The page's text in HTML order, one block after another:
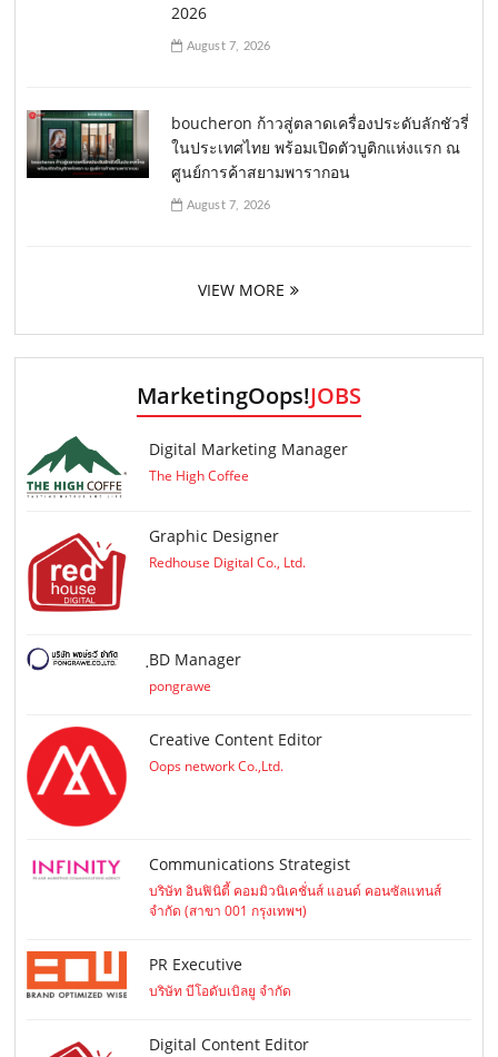
2026
August 7, 2026
boucheron ก้าวสู่ตลาดเครื่องประดับลักชัวรี่
ในประเทศไทย พร้อมเปิดตัวบูติกแห่งแรก ณ
ศูนย์การค้าสยามพารากอน
August 7, 2026
VIEW MORE
MarketingOops!JOBS
Digital Marketing Manager
The High Coffee
Graphic Designer
Redhouse Digital Co., Ltd.
ฺBD Manager
pongrawe
Creative Content Editor
Oops network Co.,Ltd.
Communications Strategist
บริษัท อินฟินิตี้ คอมมิวนิเคชั่นส์ แอนด์ คอนซัลแทนส์
จำกัด (สาขา 001 กรุงเทพฯ)
PR Executive
บริษัท บีโอดับเบิลยู จำกัด
Digital Content Editor